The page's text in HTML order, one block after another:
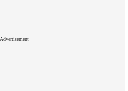
Advertisement